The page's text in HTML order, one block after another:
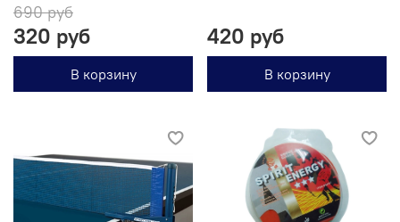
690 руб
320 руб
В корзину
420 руб
В корзину